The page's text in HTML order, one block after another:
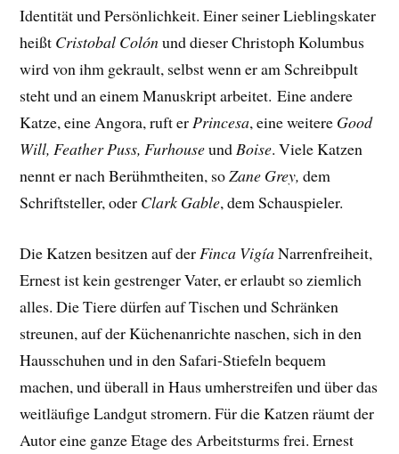
Identität und Persönlichkeit. Einer seiner Lieblingskater
heißt Cristobal Colónund dieser Christoph Kolumbus
wird von ihm gekrault, selbst wenn er am Schreibpult
steht und an einem Manuskript arbeitet. Eine andere
Katze, eine Angora, ruft erPrincesa, eine weitere Good
Will, Feather Puss, FurhouseundBoise. Viele Katzen
nennt er nach Berühmtheiten, soZane Grey,dem
Schriftsteller, oder Clark Gable, dem Schauspieler.
Die Katzen besitzen auf der Finca VigíaNarrenfreiheit,
Ernest ist kein gestrenger Vater, er erlaubt so ziemlich
alles. Die Tiere dürfen auf Tischen und Schränken
streunen, auf der Küchenanrichte naschen, sich in den
Hausschuhen und in den Safari-Stiefeln bequem
machen, und überall in Haus umherstreifen und über das
weitläufige Landgut stromern. Für die Katzen räumt der
Autor eine ganze Etage des Arbeitsturms frei. Ernest